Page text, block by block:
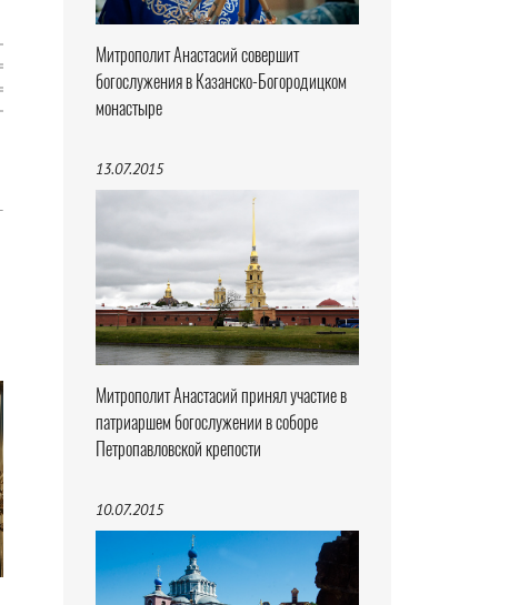
Митрополит Анастасий совершит
богослужения в Казанско-Богородицком
монастыре
13.07.2015
Митрополит Анастасий принял участие в
патриаршем богослужении в соборе
Петропавловской крепости
10.07.2015